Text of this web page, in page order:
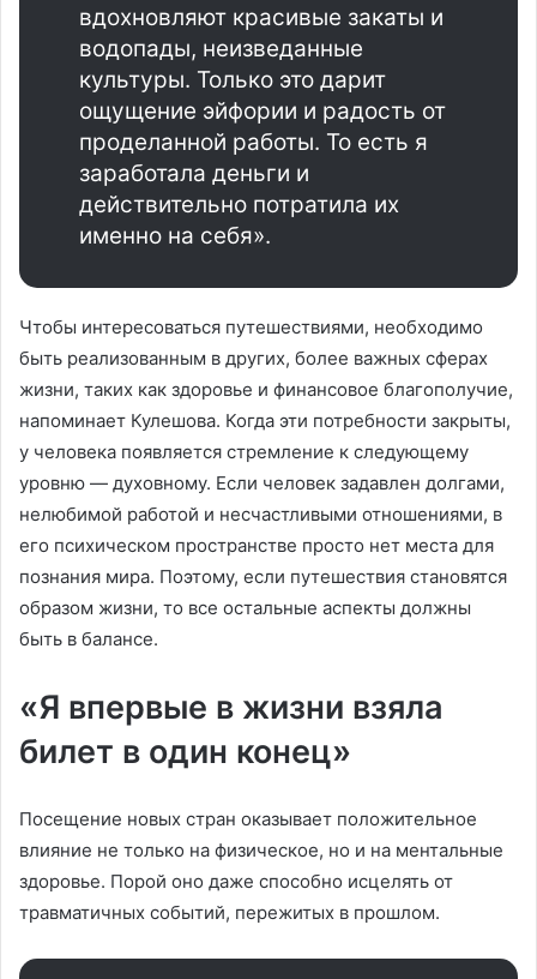
вдохновляют красивые закаты и
водопады, неизведанные
культуры. Только это дарит
ощущение эйфории и радость от
проделанной работы. То есть я
заработала деньги и
действительно потратила их
именно на себя».
Чтобы интересоваться путешествиями, необходимо
быть реализованным в других, более важных сферах
жизни, таких как здоровье и финансовое благополучие,
напоминает Кулешова. Когда эти потребности закрыты,
у человека появляется стремление к следующему
уровню — духовному. Если человек задавлен долгами,
нелюбимой работой и несчастливыми отношениями, в
его психическом пространстве просто нет места для
познания мира. Поэтому, если путешествия становятся
образом жизни, то все остальные аспекты должны
быть в балансе.
«Я впервые в жизни взяла
билет в один конец»
Посещение новых стран оказывает положительное
влияние не только на физическое, но и на ментальные
здоровье. Порой оно даже способно исцелять от
травматичных событий, пережитых в прошлом.